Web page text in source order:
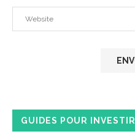
GUIDES POUR INVESTIR